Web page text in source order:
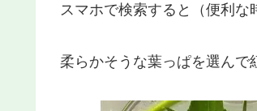
スマホで検索すると（便利な
柔らかそうな葉っぱを選んで